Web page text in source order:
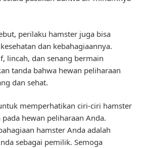
perilaku hamster juga bisa
dan kebahagiaannya.
lincah, dan senang bermain
tanda bahwa hewan peliharaan
dan sehat.
memperhatikan ciri-ciri hamster
hewan peliharaan Anda.
hamster Anda adalah
sebagai pemilik. Semoga